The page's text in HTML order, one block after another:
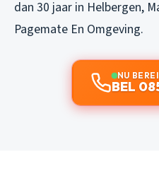
dan 30 jaar in Helbergen,
Pagemate En Omgeving.
NU
BEL